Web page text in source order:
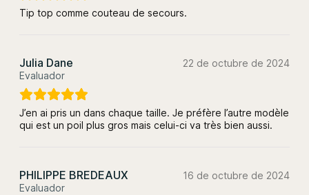
Tip top comme couteau de secours.
Julia Dane
Evaluador
22 de octubre de 2024
J’en ai pris un dans chaque taille. Je préfère l’autre modèle
qui est un poil plus gros mais celui-ci va très bien aussi.
PHILIPPE BREDEAUX
Evaluador
16 de octubre de 2024